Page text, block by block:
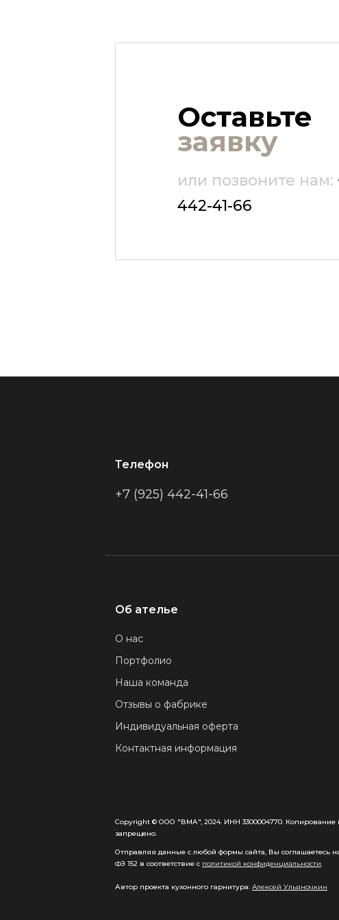
Оставьте
заявку
или позвоните нам:
442-41-66
Телефон
+7 (925) 442-41-66
Об ателье
О нас
Портфолио
Наша команда
Отзывы о фабрике
Индивидуальная оферта
Контактная информация
Copyright © ООО "ВМА", 2024. ИНН 3300004770. Копирование
запрещено.
Отправляя данные с любой формы сайта, Вы соглашаетесь
ФЗ 152 в соответствие с политикой конфиденциальности.
Автор проекта кухонного гарнитура: Алексей Ульяночкин